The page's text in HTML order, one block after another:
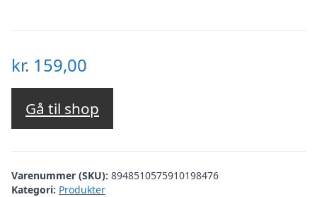
kr. 159,00
Gå til shop
Varenummer (SKU): 8948510575910198476
Kategori: Produkter